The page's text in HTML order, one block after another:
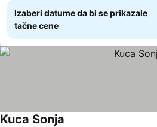
Izaberi datume da bi se prikazale
tačne cene
Kuca Sonja